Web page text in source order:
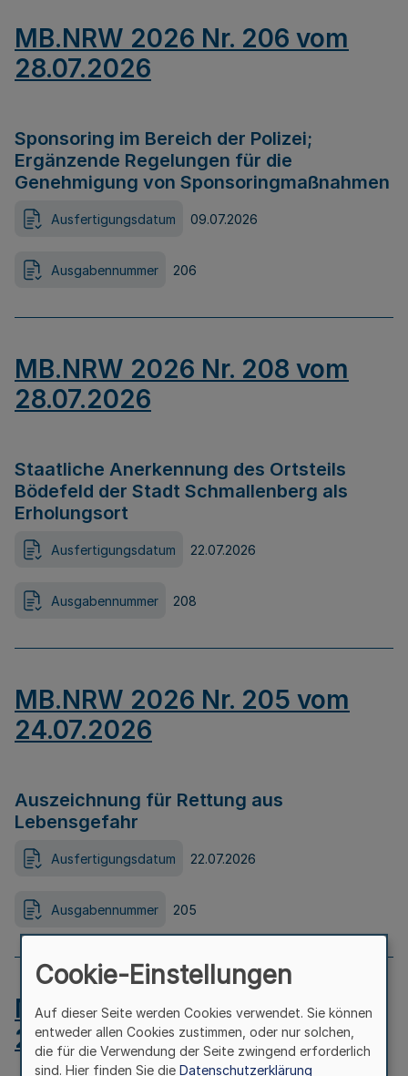
MB.NRW 2026 Nr. 206 vom
28.07.2026
Sponsoring im Bereich der Polizei;
Ergänzende Regelungen für die
Genehmigung von Sponsoringmaßnahmen
Ausfertigungsdatum 09.07.2026
Ausgabennummer 206
MB.NRW 2026 Nr. 208 vom
28.07.2026
Staatliche Anerkennung des Ortsteils
Bödefeld der Stadt Schmallenberg als
Erholungsort
Ausfertigungsdatum 22.07.2026
Ausgabennummer 208
MB.NRW 2026 Nr. 205 vom
24.07.2026
Auszeichnung für Rettung aus
Lebensgefahr
Ausfertigungsdatum 22.07.2026
Ausgabennummer 205
MB.NRW 2026 Nr. 204 vom
24.07.2026
Cookie-Einstellungen
Auf dieser Seite werden Cookies verwendet. Sie können
entweder allen Cookies zustimmen, oder nur solchen,
die für die Verwendung der Seite zwingend erforderlich
sind. Hier finden Sie die Datenschutzerklärung